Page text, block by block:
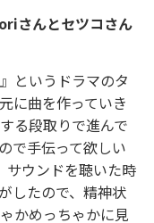
さんとセツコさん
というドラマのタ
に曲を作っていき
る段取りで進んで
で手伝って欲しい
サウンドを聴いた時
したので、精神状
かめっちゃかに見